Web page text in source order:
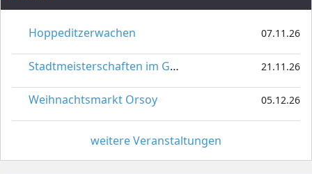
Hoppeditzerwachen 07.11.26
Stadtmeisterschaften im Gardetanz 21.11.26
Weihnachtsmarkt Orsoy 05.12.26
weitere Veranstaltungen